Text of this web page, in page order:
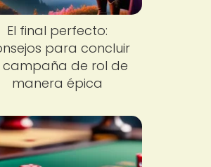
El final perfecto:
para concluir
campaña de rol de
manera épica